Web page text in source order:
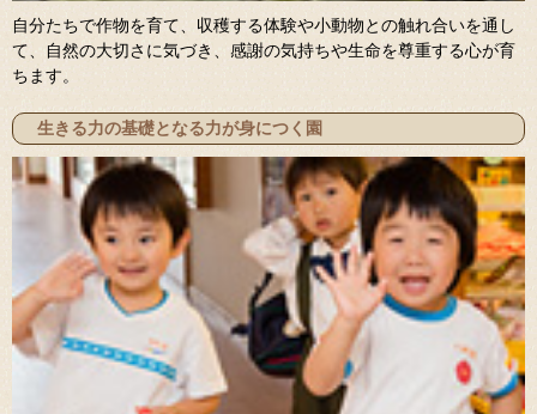
自分たちで作物を育て、収穫する体験や小動物との触れ合いを通し
て、自然の大切さに気づき、感謝の気持ちや生命を尊重する心が育
ちます。
生きる力の基礎となる力が身につく園